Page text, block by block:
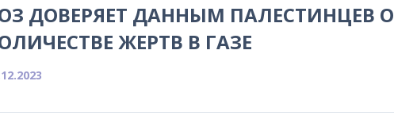
ДОВЕРЯЕТ ДАННЫМ ПАЛЕСТИНЦЕВ О
ЖЕРТВ В ГАЗЕ